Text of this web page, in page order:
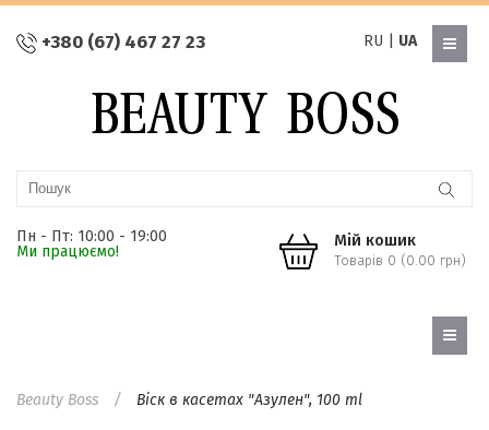
+380 (67) 467 27 23 RU UA
Пн - Пт: 10:00 - 19:00
Ми працюємо!
Мій кошик
Товарів 0 (0.00 грн)
Beauty Boss Віск в касетах "Азулен", 100 ml